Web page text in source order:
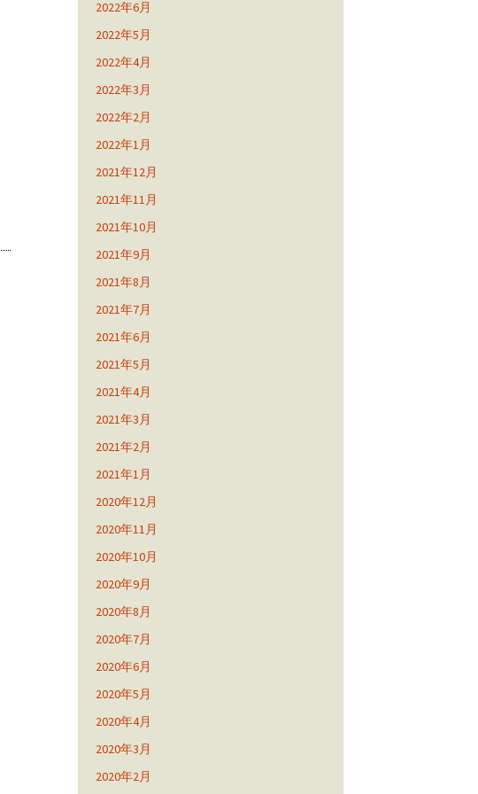
2022年6月
2022年5月
2022年4月
2022年3月
2022年2月
2022年1月
2021年12月
2021年11月
2021年10月
2021年9月
2021年8月
2021年7月
2021年6月
2021年5月
2021年4月
2021年3月
2021年2月
2021年1月
2020年12月
2020年11月
2020年10月
2020年9月
2020年8月
2020年7月
2020年6月
2020年5月
2020年4月
2020年3月
2020年2月